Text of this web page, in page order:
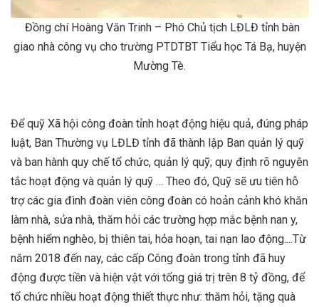
Đồng chí Hoàng Văn Trinh – Phó Chủ tịch LĐLĐ tỉnh bàn
giao nhà công vụ cho trường PTDTBT Tiểu học Tá Bạ, huyện
Mường Tè.
Để quỹ Xã hội công đoàn tỉnh hoạt động hiệu quả, đúng pháp
luật, Ban Thường vụ LĐLĐ tỉnh đã thành lập Ban quản lý quỹ
và ban hành quy chế tổ chức, quản lý quỹ; quy định rõ nguyên
tắc hoạt động và quản lý quỹ … Theo đó, Quỹ sẽ ưu tiên hỗ
trợ các gia đình đoàn viên công đoàn có hoản cảnh khó khăn
làm nhà, sửa nhà, thăm hỏi các trường hợp mắc bệnh nan y,
bệnh hiểm nghèo, bị thiên tai, hỏa hoạn, tai nạn lao động....Từ
năm 2018 đến nay, các cấp Công đoàn trong tỉnh đã huy
động được tiền và hiện vật với tổng giá trị trên 8 tỷ đồng, để
tổ chức nhiều hoạt động thiết thực như: thăm hỏi, tặng quà